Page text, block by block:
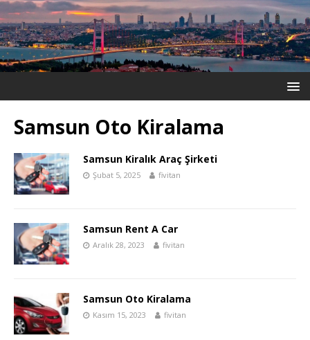
Samsun Oto Kiralama
Samsun Kiralık Araç Şirketi
Şubat 5, 2025 fivitan
Samsun Rent A Car
Aralık 28, 2023 fivitan
Samsun Oto Kiralama
Kasım 15, 2023 fivitan